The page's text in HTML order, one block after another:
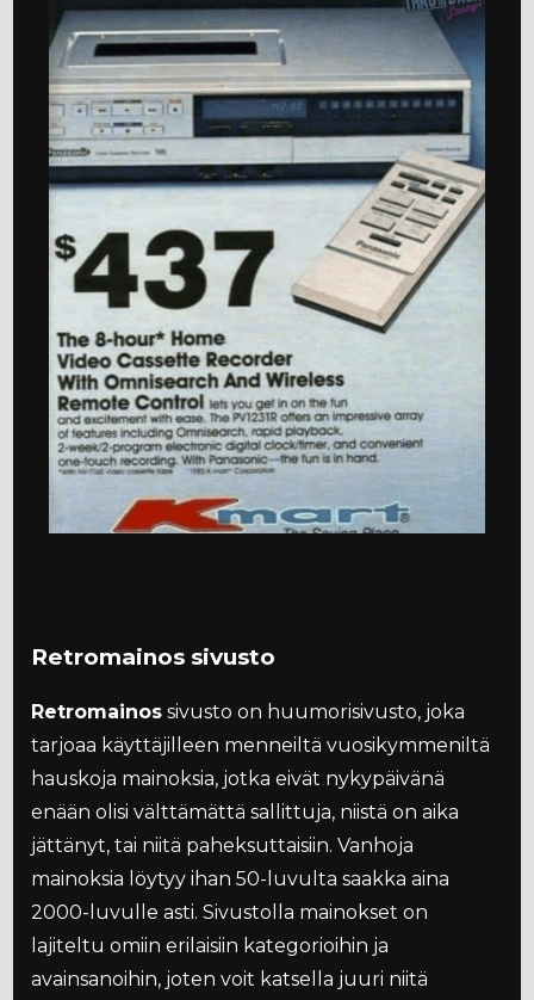
Retromainos sivusto
Retromainos sivusto on huumorisivusto, joka
tarjoaa käyttäjilleen menneiltä vuosikymmeniltä
hauskoja mainoksia, jotka eivät nykypäivänä
enään olisi välttämättä sallittuja, niistä on aika
jättänyt, tai niitä paheksuttaisiin. Vanhoja
mainoksia löytyy ihan 50-luvulta saakka aina
2000-luvulle asti. Sivustolla mainokset on
lajiteltu omiin erilaisiin kategorioihin ja
avainsanoihin, joten voit katsella juuri niitä